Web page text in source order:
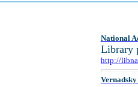
National
Library
http://